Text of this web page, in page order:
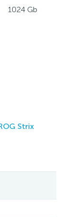
1024 Gb
Strix